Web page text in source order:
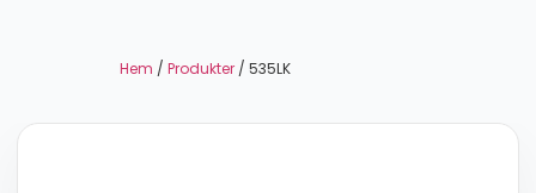
Hem / Produkter / 535LK